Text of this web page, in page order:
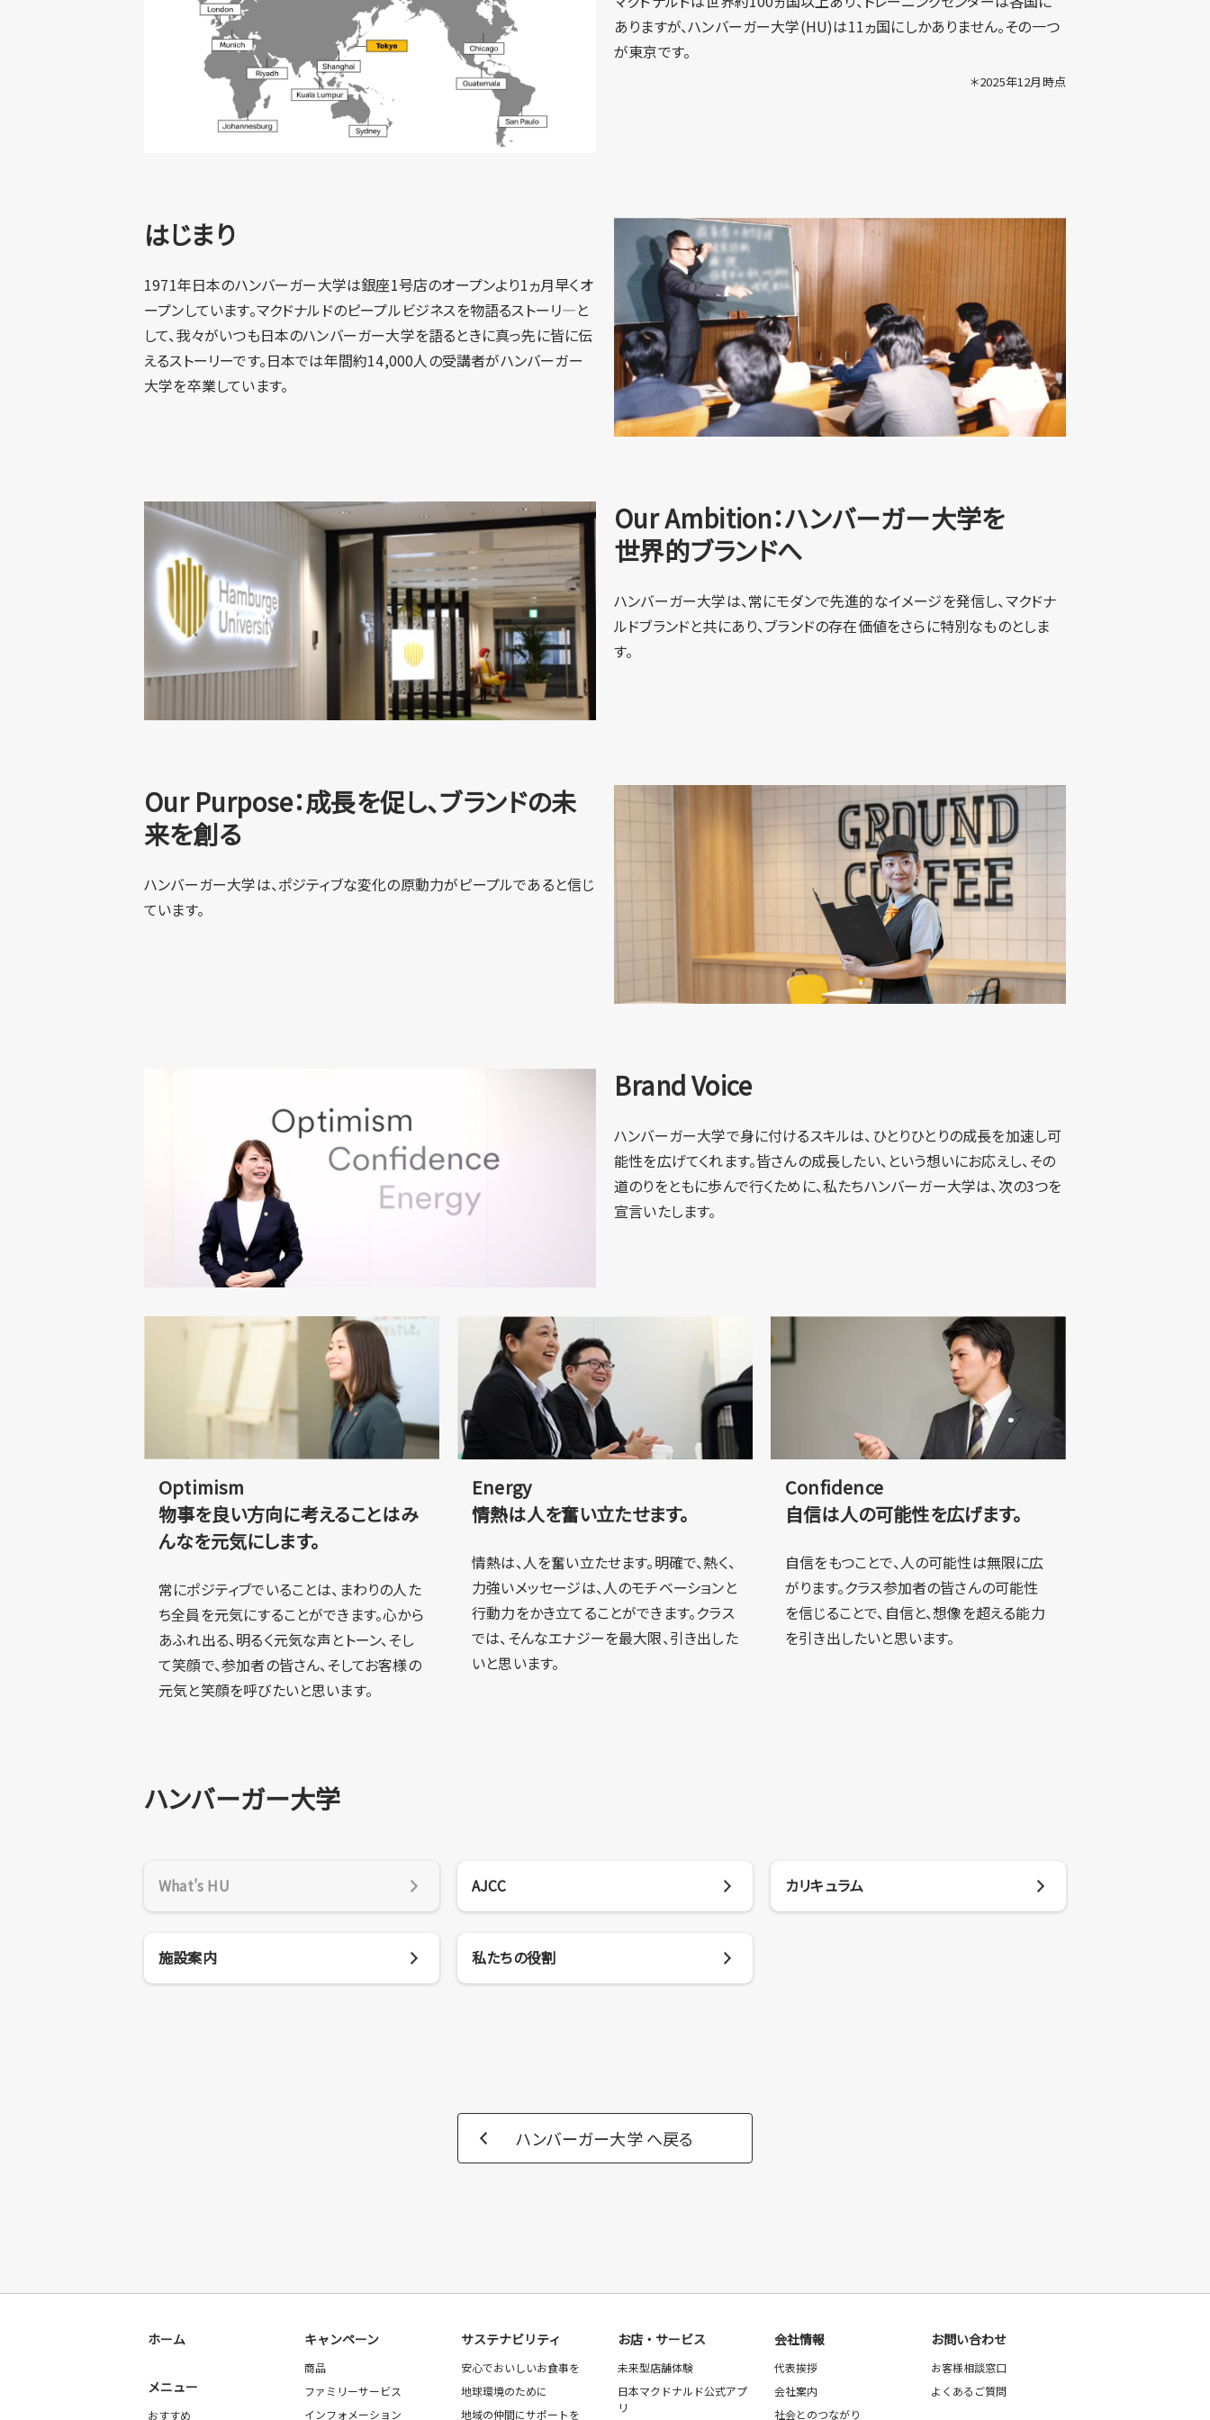
ありますが、ハンバーガー大学(HU)は11ヵ国にしかありません。その一つ
が東京です。
＊2025年12月時点
はじまり
1971年日本のハンバーガー大学は銀座1号店のオープンより1ヵ月早くオ
ープンしています。マクドナルドのピープルビジネスを物語るストーリ―と
して、我々がいつも日本のハンバーガー大学を語るときに真っ先に皆に伝
えるストーリーです。日本では年間約14,000人の受講者がハンバーガー
大学を卒業しています。
Our Ambition：ハンバーガー大学を
世界的ブランドへ
ハンバーガー大学は、常にモダンで先進的なイメージを発信し、マクドナ
ルドブランドと共にあり、ブランドの存在価値をさらに特別なものとしま
す。
Our Purpose：成長を促し、ブランドの未
来を創る
ハンバーガー大学は、ポジティブな変化の原動力がピープルであると信じ
ています。
Brand Voice
ハンバーガー大学で身に付けるスキルは、ひとりひとりの成長を加速し可
能性を広げてくれます。皆さんの成長したい、という想いにお応えし、その
道のりをともに歩んで行くために、私たちハンバーガー大学は、次の3つを
宣言いたします。
Optimism
物事を良い方向に考えることはみ
んなを元気にします。
常にポジティブでいることは、まわりの人た
ち全員を元気にすることができます。心から
あふれ出る、明るく元気な声とトーン、そし
て笑顔で、参加者の皆さん、そしてお客様の
元気と笑顔を呼びたいと思います。
Energy
情熱は人を奮い立たせます。
情熱は、人を奮い立たせます。明確で、熱く、
力強いメッセージは、人のモチベーションと
行動力をかき立てることができます。クラス
では、そんなエナジーを最大限、引き出した
いと思います。
Confidence
自信は人の可能性を広げます。
自信をもつことで、人の可能性は無限に広
がります。クラス参加者の皆さんの可能性
を信じることで、自信と、想像を超える能力
を引き出したいと思います。
ハンバーガー大学
What's HU AJCC カリキュラム
施設案内 私たちの役割
ハンバーガー大学 へ戻る
ホーム
メニュー
おすすめ
キャンペーン
商品
ファミリーサービス
インフォメーション
サステナビリティ
安心でおいしいお食事を
地球環境のために
地域の仲間にサポートを
お店・サービス
未来型店舗体験
日本マクドナルド公式アプ
リ
会社情報
代表挨拶
会社案内
社会とのつながり
お問い合わせ
お客様相談窓口
よくあるご質問